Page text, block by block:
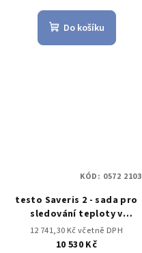
Do košíku
testo Saveris 2 - sada pro
sledování teploty v
chladničce
12 741,30 Kč včetně DPH
10 530 Kč
KÓD: 0572 2103